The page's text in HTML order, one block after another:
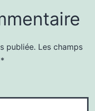
publiée. Les champs
*